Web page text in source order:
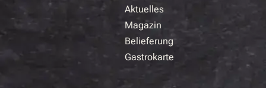
Aktuelles
Magazin
Belieferung
Gastrokarte